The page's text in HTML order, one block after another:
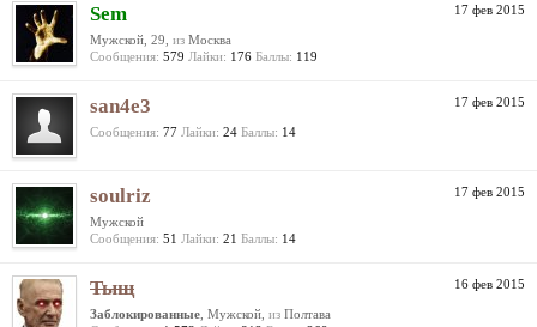
17 фев 2015
Sem
Мужской, 29, из Москва
Сообщения: 579 Лайки: 176 Баллы: 119
17 фев 2015
san4e3
Сообщения: 77 Лайки: 24 Баллы: 14
17 фев 2015
soulriz
Мужской
Сообщения: 51 Лайки: 21 Баллы: 14
16 фев 2015
Тыщ
Заблокированные , Мужской, из Полтава